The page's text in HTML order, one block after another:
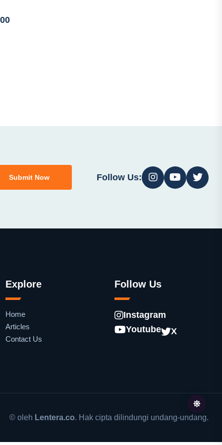
Submit Now Follow Us:
Explore
Home
Articles
Contact Us
Follow Us
Instagram
Youtube
X
© oleh Lentera.co. Hak cipta dilindungi undang-undang.